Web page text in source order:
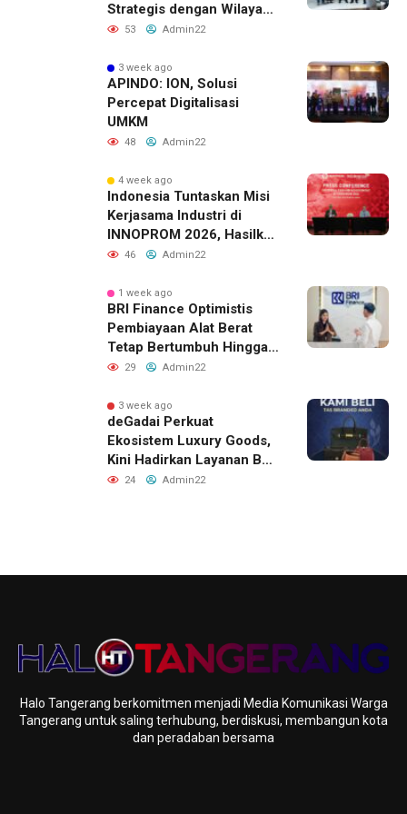
Strategis dengan Wilayah
Sverdlovsk, Rusia untuk
53 Admin22
3 week ago
APINDO: ION, Solusi
Percepat Digitalisasi
UMKM
48 Admin22
4 week ago
Indonesia Tuntaskan Misi
Kerjasama Industri di
INNOPROM 2026, Hasilkan
Belasan Kerja Sama
46 Admin22
1 week ago
BRI Finance Optimistis
Pembiayaan Alat Berat
Tetap Bertumbuh Hingga
Akhir 2026
29 Admin22
3 week ago
deGadai Perkuat
Ekosistem Luxury Goods,
Kini Hadirkan Layanan Beli
Tas, Titip Jual, dan Gadai
24 Admin22
Halo Tangerang berkomitmen menjadi Media Komunikasi Warga
Tangerang untuk saling terhubung, berdiskusi, membangun kota
dan peradaban bersama